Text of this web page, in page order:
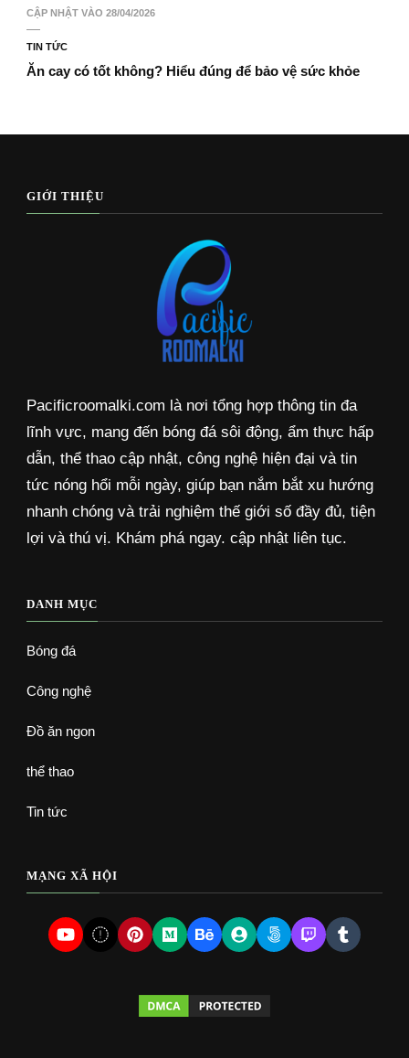
CẬP NHẬT VÀO 28/04/2026
TIN TỨC
Ăn cay có tốt không? Hiểu đúng để bảo vệ sức khỏe
GIỚI THIỆU
Pacificroomalki.com là nơi tổng hợp thông tin đa
lĩnh vực, mang đến bóng đá sôi động, ẩm thực hấp
dẫn, thể thao cập nhật, công nghệ hiện đại và tin
tức nóng hổi mỗi ngày, giúp bạn nắm bắt xu hướng
nhanh chóng và trải nghiệm thế giới số đầy đủ, tiện
lợi và thú vị. Khám phá ngay. cập nhật liên tục.
DANH MỤC
Bóng đá
Công nghệ
Đồ ăn ngon
thể thao
Tin tức
MẠNG XÃ HỘI